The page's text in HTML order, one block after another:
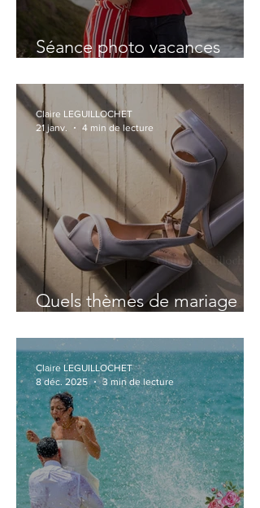
Séance photo vacances
vivants, naturels, intemporels
Quels thèmes de mariage
Guadeloupe ?
Claire LEGUILLOCHET
21 janv.
4 min de lecture
Claire LEGUILLOCHET
8 déc. 2025
3 min de lecture